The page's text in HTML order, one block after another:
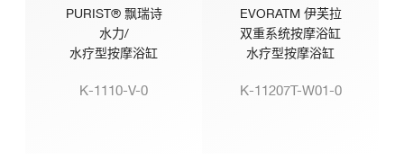
PURIST® 飘瑞诗
水力/
水疗型按摩浴缸
K-1110-V-0
EVORATM 伊芙拉
双重系统按摩浴缸
水疗型按摩浴缸
K-11207T-W01-0